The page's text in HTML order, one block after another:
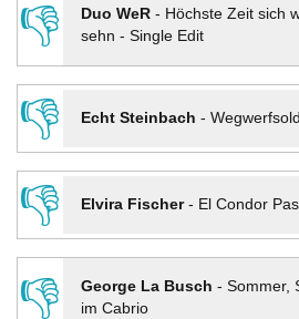
👎
Duo WeR- Höchste Zeit sich
sehn - Single Edit
👎
Echt Steinbach -
👎
Elvira Fischer- El Condor
👎
George La Busch - Sommer,
im Cabrio